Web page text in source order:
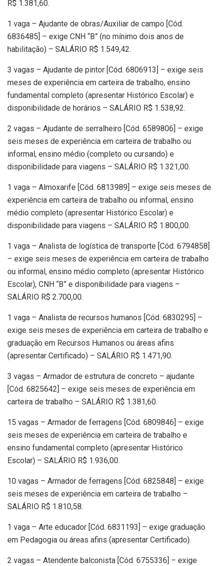
R$ 1.381,60.
1 vaga – Ajudante de obras/Auxiliar de campo [Cód.
6836485] – exige CNH “B” (no mínimo dois anos de
habilitação) – SALÁRIO R$ 1.549,42.
3 vagas – Ajudante de pintor [Cód. 6806913] – exige seis
meses de experiência em carteira de trabalho, ensino
fundamental completo (apresentar Histórico Escolar) e
disponibilidade de horários – SALÁRIO R$ 1.538,92.
2 vagas – Ajudante de serralheiro [Cód. 6589806] – exige
seis meses de experiência em carteira de trabalho ou
informal, ensino médio (completo ou cursando) e
disponibilidade para viagens – SALÁRIO R$ 1.321,00.
1 vaga – Almoxarife [Cód. 6813989] – exige seis meses de
experiência em carteira de trabalho ou informal, ensino
médio completo (apresentar Histórico Escolar) e
disponibilidade para viagens – SALÁRIO R$ 1.800,00.
1 vaga – Analista de logística de transporte [Cód. 6794858]
– exige seis meses de experiência em carteira de trabalho
ou informal, ensino médio completo (apresentar Histórico
Escolar), CNH “B” e disponibilidade para viagens –
SALÁRIO R$ 2.700,00.
1 vaga – Analista de recursos humanos [Cód. 6830295] –
exige seis meses de experiência em carteira de trabalho e
graduação em Recursos Humanos ou áreas afins
(apresentar Certificado) – SALÁRIO R$ 1.471,90.
3 vagas – Armador de estrutura de concreto – ajudante
[Cód. 6825642] – exige seis meses de experiência em
carteira de trabalho – SALÁRIO R$ 1.381,60.
15 vagas – Armador de ferragens [Cód. 6809846] – exige
seis meses de experiência em carteira de trabalho e
ensino fundamental completo (apresentar Histórico
Escolar) – SALÁRIO R$ 1.936,00.
10 vagas – Armador de ferragens [Cód. 6825848] – exige
seis meses de experiência em carteira de trabalho –
SALÁRIO R$ 1.810,58.
1 vaga – Arte educador [Cód. 6831193] – exige graduação
em Pedagogia ou áreas afins (apresentar Certificado).
2 vagas – Atendente balconista [Cód. 6755336] – exige